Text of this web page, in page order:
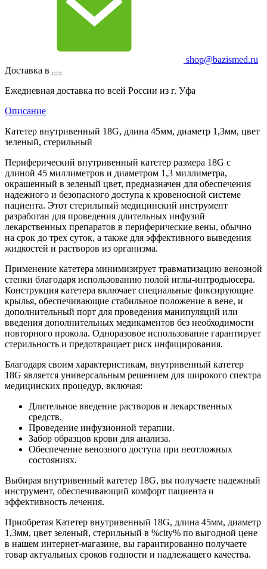
shop@bazismed.ru
Доставка в
Ежедневная доставка по всей России из г. Уфа
Описание
Катетер внутривенный 18G, длина 45мм, диаметр 1,3мм, цвет
зеленый, стерильный
Периферический внутривенный катетер размера 18G с
длиной 45 миллиметров и диаметром 1,3 миллиметра,
окрашенный в зеленый цвет, предназначен для обеспечения
надежного и безопасного доступа к кровеносной системе
пациента. Этот стерильный медицинский инструмент
разработан для проведения длительных инфузий
лекарственных препаратов в периферические вены, обычно
на срок до трех суток, а также для эффективного выведения
жидкостей и растворов из организма.
Применение катетера минимизирует травматизацию венозной
стенки благодаря использованию полой иглы-интродьюсера.
Конструкция катетера включает специальные фиксирующие
крылья, обеспечивающие стабильное положение в вене, и
дополнительный порт для проведения манипуляций или
введения дополнительных медикаментов без необходимости
повторного прокола. Одноразовое использование гарантирует
стерильность и предотвращает риск инфицирования.
Благодаря своим характеристикам, внутривенный катетер
18G является универсальным решением для широкого спектра
медицинских процедур, включая:
Длительное введение растворов и лекарственных
средств.
Проведение инфузионной терапии.
Забор образцов крови для анализа.
Обеспечение венозного доступа при неотложных
состояниях.
Выбирая внутривенный катетер 18G, вы получаете надежный
инструмент, обеспечивающий комфорт пациента и
эффективность лечения.
Приобретая Катетер внутривенный 18G, длина 45мм, диаметр
1,3мм, цвет зеленый, стерильный в %city% по выгодной цене
в нашем интернет-магазине, вы гарантированно получаете
товар актуальных сроков годности и надлежащего качества.